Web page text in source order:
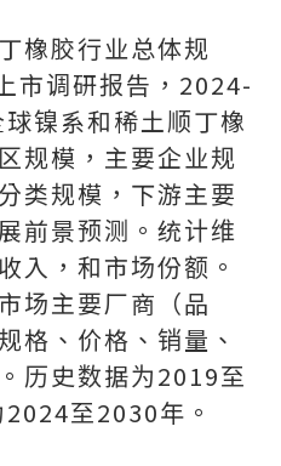
橡胶行业总体规
市调研报告，2024-
镍系和稀土顺丁橡
规模，主要企业规
类规模，下游主要
前景预测。统计维
入，和市场份额。
场主要厂商（品
格、价格、销量、
历史数据为2019至
至2030年。